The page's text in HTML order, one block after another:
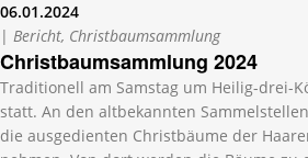
06.01.2024
| Bericht, Christbaumsammlung
Christbaumsammlung 2024
Traditionell am Samstag um Heilig-drei-
statt. An den altbekannten
die ausgedienten Christbäume der